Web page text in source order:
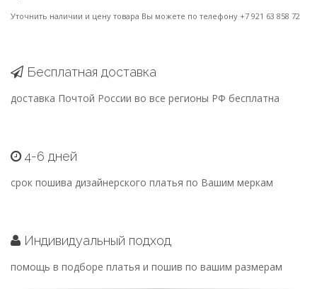
Уточнить наличии и цену товара Вы можете по телефону +7 921 63 858 72
Бесплатная доставка
доставка Почтой России во все регионы РФ бесплатна
4-6 дней
срок пошива дизайнерского платья по Вашим меркам
Индивидуальный подход
помощь в подборе платья и пошив по вашим размерам